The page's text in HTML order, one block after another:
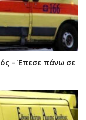
– Έπεσε πάνω σε